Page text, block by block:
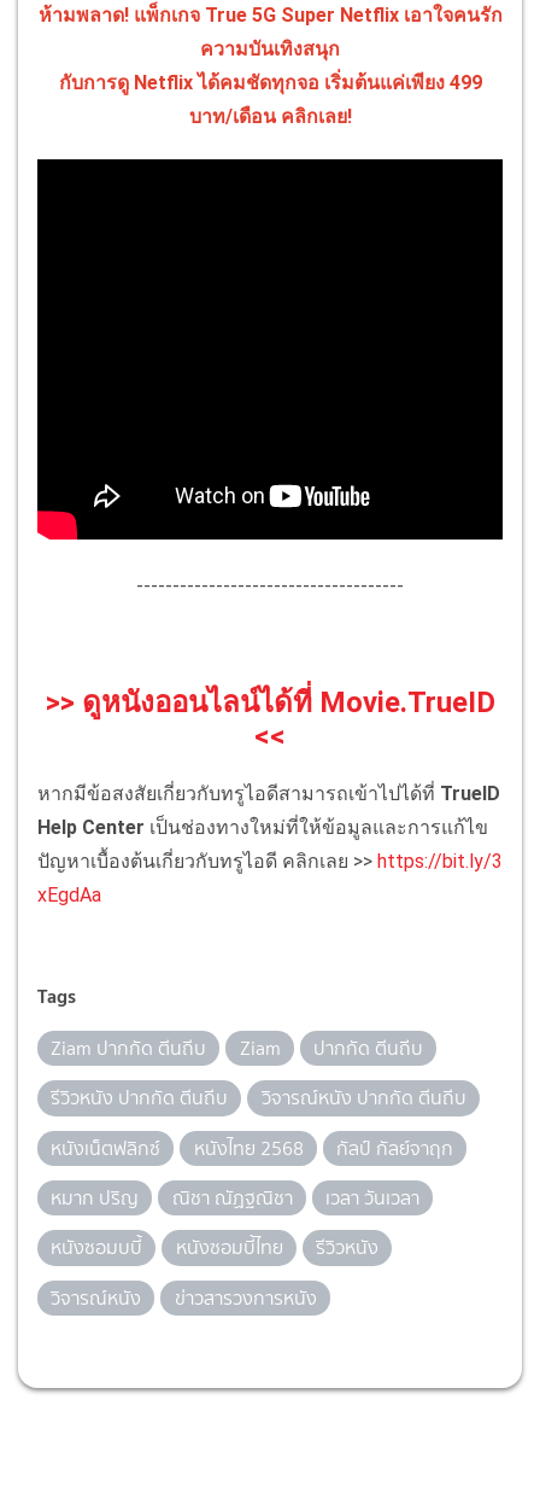
ห้ามพลาด! แพ็กเกจ True 5G Super Netflix เอาใจคนรัก
ความบันเทิงสนุก
กับการดู Netflix ได้คมชัดทุกจอ เริ่มต้นแค่เพียง 499
บาท/เดือน คลิกเลย!
-------------------------------------
>> ดูหนังออนไลน์ได้ที่ Movie.TrueID
<<
หากมีข้อสงสัยเกี่ยวกับทรูไอดีสามารถเข้าไปได้ที่ TrueID
Help Center เป็นช่องทางใหม่ที่ให้ข้อมูลและการแก้ไข
ปัญหาเบื้องต้นเกี่ยวกับทรูไอดี คลิกเลย >> https://bit.ly/3
xEgdAa
Tags
Ziam ปากกัด ตีนถีบ Ziam
ปากกัด ตีนถีบ
รีวิวหนัง ปากกัด ตีนถีบ
วิจารณ์หนัง ปากกัด ตีนถีบ
หนังเน็ตฟลิกซ์
หนังไทย 2568
กัลป์ กัลย์จาฤก
หมาก ปริญ
ณิชา ณัฏฐณิชา
เวลา วันเวลา
หนังซอมบบี้
หนังซอมบี้ไทย
รีวิวหนัง
วิจารณ์หนัง
ข่าวสารวงการหนัง